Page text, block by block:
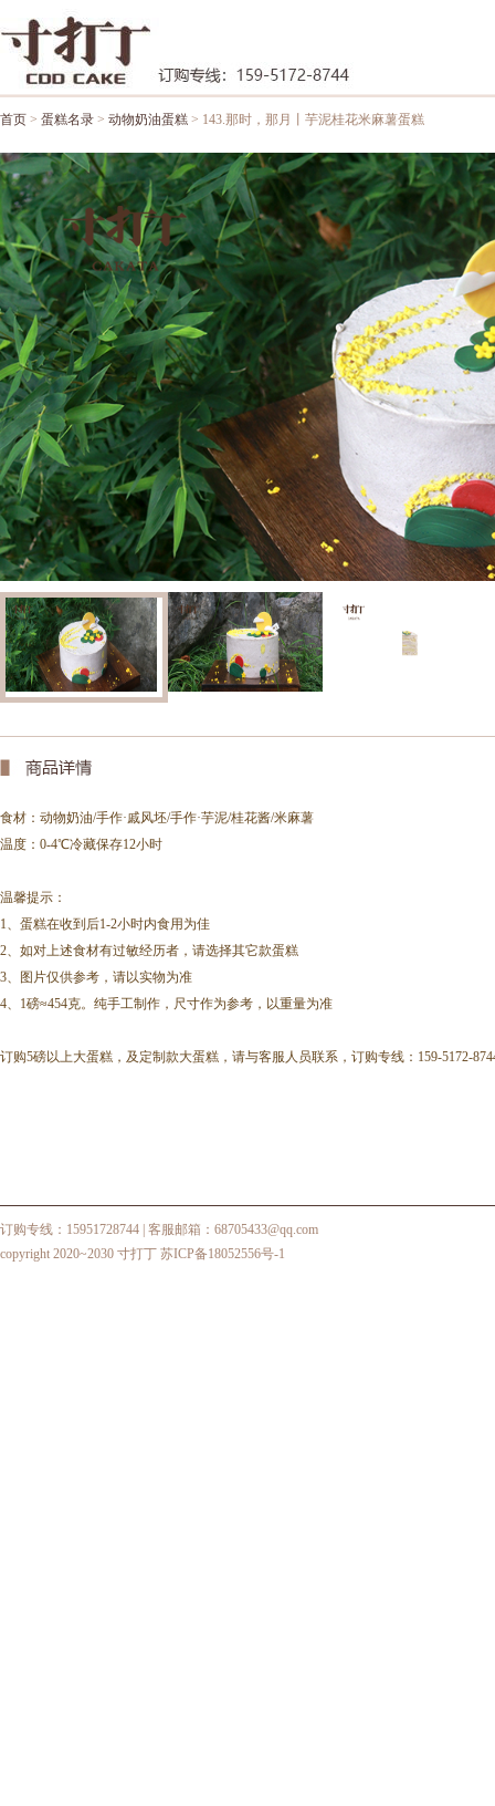
首页 > 蛋糕名录 > 动物奶油蛋糕 > 143.那时，那月丨芋泥桂花米麻薯蛋糕
食材： 动物奶油/手作·戚风坯/手作·芋泥/桂花酱/米麻薯
温度：0-4℃冷藏保存12小时
温馨提示：
1、蛋糕在收到后1-2小时内食用为佳
2、如对上述食材有过敏经历者，请选择其它款蛋糕
3、图片仅供参考，请以实物为准
4、1磅≈454克。纯手工制作，尺寸作为参考，以重量为准
订购5磅以上大蛋糕，及定制款大蛋糕，请与客服人员联系，订购专线：159-5172-
订购专线：15951728744 | 客服邮箱：68705433@qq.com
copyright 2020~2030 寸打丁 苏ICP备18052556号-1